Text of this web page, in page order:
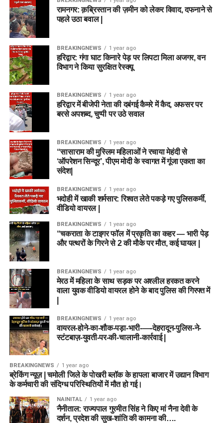
रामनगर: क़ब्रिस्तान की ज़मीन को लेकर विवाद, दफनाने से
पहले उठा बवाल |
BREAKINGNEWS 1 year ago
हरिद्वार: गंगा घाट किनारे पेड़ पर लिपटा मिला अजगर, वन
विभाग ने किया सुरक्षित रेस्क्यू
BREAKINGNEWS 1 year ago
हरिद्वार में बीजेपी नेता की दबंगई कैमरे में कैद, अफसर पर
बरसे अपशब्द, चुप्पी पर उठे सवाल
BREAKINGNEWS 1 year ago
“सासाराम की मुस्लिम महिलाओं ने रचाया मेहंदी से
‘ऑपरेशन सिन्दूर’, पीएम मोदी के स्वागत में गूंजा एकता का
संदेश|
BREAKINGNEWS 1 year ago
भदोही में खाकी शर्मसार: रिश्वत लेते पकड़े गए पुलिसकर्मी,
वीडियो वायरल |
BREAKINGNEWS 1 year ago
“चकराता के टाइगर फॉल में प्रकृति का कहर — भारी पेड़
और पत्थरों के गिरने से 2 की मौके पर मौत, कई घायल |
BREAKINGNEWS 1 year ago
मेरठ में महिला के साथ सड़क पर अश्लील हरकत करने
वाला युवक वीडियो वायरल होने के बाद पुलिस की गिरफ्त में
BREAKINGNEWS 1 year ago
वायरल-होने-का-शौक-पड़ा-भारी-—-देहरादून-पुलिस-ने-
स्टंटबाज़-युवती-पर-की-चालानी-कार्रवाई |
BREAKINGNEWS 1 year ago
ब्रेकिंग न्यूज़ | चमोली जिले के पोखरी ब्लॉक के हापला बाजार में उद्यान विभाग
के कर्मचारी की संदिग्ध परिस्थितियों में मौत हो गई।
NAINITAL 1 year ago
नैनीताल: राज्यपाल गुरमीत सिंह ने किए मां नैना देवी के
दर्शन, प्रदेश की सुख-शांति की कामना की….